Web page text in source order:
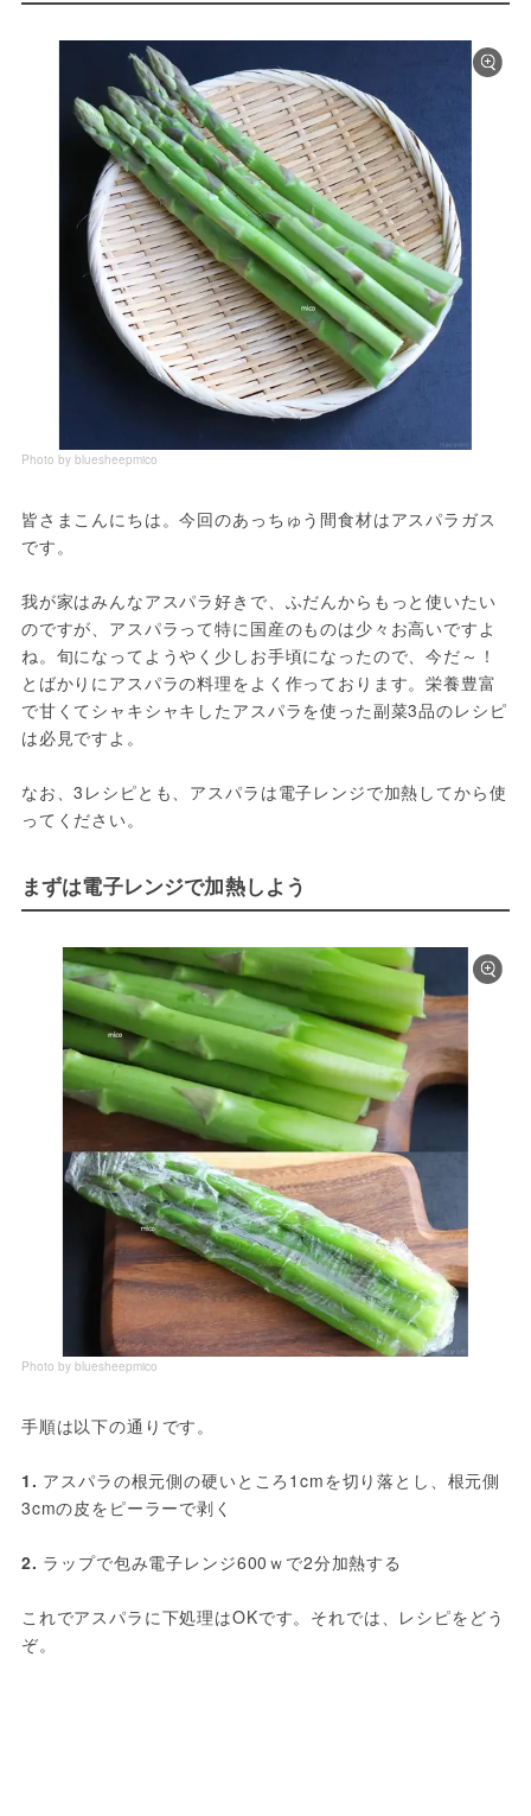
Photo by bluesheepmico
皆さまこんにちは。今回のあっちゅう間食材はアスパラガス
です。
我が家はみんなアスパラ好きで、ふだんからもっと使いたい
のですが、アスパラって特に国産のものは少々お高いですよ
ね。旬になってようやく少しお手頃になったので、今だ～！
とばかりにアスパラの料理をよく作っております。栄養豊富
で甘くてシャキシャキしたアスパラを使った副菜3品のレシピ
は必見ですよ。
なお、3レシピとも、アスパラは電子レンジで加熱してから使
ってください。
まずは電子レンジで加熱しよう
Photo by bluesheepmico
手順は以下の通りです。
1. アスパラの根元側の硬いところ1cmを切り落とし、根元側
3cmの皮をピーラーで剥く
2. ラップで包み電子レンジ600ｗで2分加熱する
これでアスパラに下処理はOKです。それでは、レシピをどう
ぞ。